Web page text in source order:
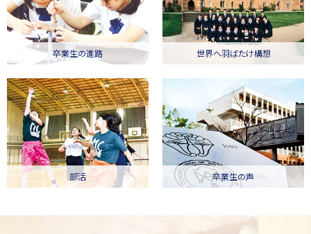
卒業生の進路 世界へ羽ばたけ構想
部活 卒業生の声